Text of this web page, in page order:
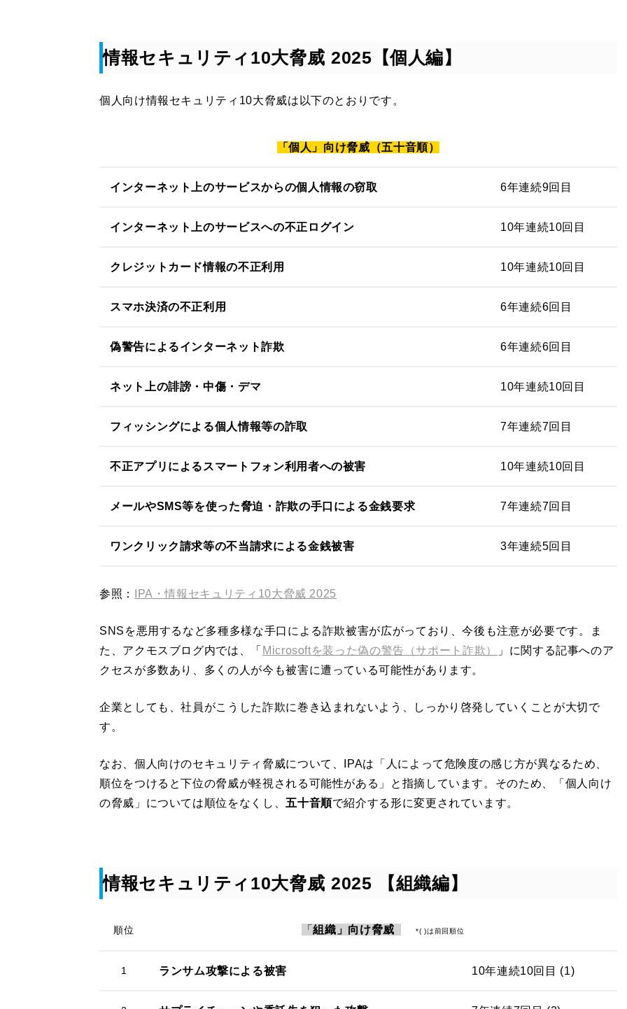
情報セキュリティ10大脅威 2025【個人編】
個人向け情報セキュリティ10大脅威は以下のとおりです。
「個人」向け脅威（五十音順）
インターネット上のサービスからの個人情報の窃取 6年連続9回目
インターネット上のサービスへの不正ログイン 10年連続10回目
クレジットカード情報の不正利用 10年連続10回目
スマホ決済の不正利用 6年連続6回目
偽警告によるインターネット詐欺 6年連続6回目
ネット上の誹謗・中傷・デマ 10年連続10回目
フィッシングによる個人情報等の詐取 7年連続7回目
不正アプリによるスマートフォン利用者への被害 10年連続10回目
メールやSMS等を使った脅迫・詐欺の手口による金銭要求 7年連続7回目
ワンクリック請求等の不当請求による金銭被害 3年連続5回目
参照： IPA・情報セキュリティ10大脅威 2025
SNSを悪用するなど多種多様な手口による詐欺被害が広がっており、今後も注意が必要です。ま
た、アクモスブログ内では、「 Microsoftを装った偽の警告（サポート詐欺）
」に関する記事へのア
クセスが多数あり、多くの人が今も被害に遭っている可能性があります。
企業としても、社員がこうした詐欺に巻き込まれないよう、しっかり啓発していくことが大切で
す。
なお、個人向けのセキュリティ脅威について、IPAは「人によって危険度の感じ方が異なるため、
順位をつけると下位の脅威が軽視される可能性がある」と指摘しています。そのため、「個人向け
の脅威」については順位をなくし、 五十音順で紹介する形に変更されています。
情報セキュリティ10大脅威 2025 【組織編】
順位 「組織」向け脅威 *( )は前回順位
1 ランサム攻撃による被害 10年連続10回目 (1)